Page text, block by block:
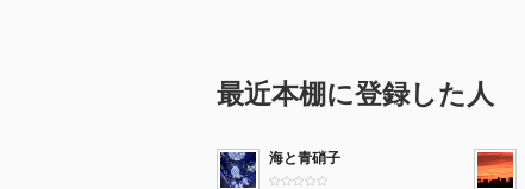
最近本棚に登録した人
海と青硝子